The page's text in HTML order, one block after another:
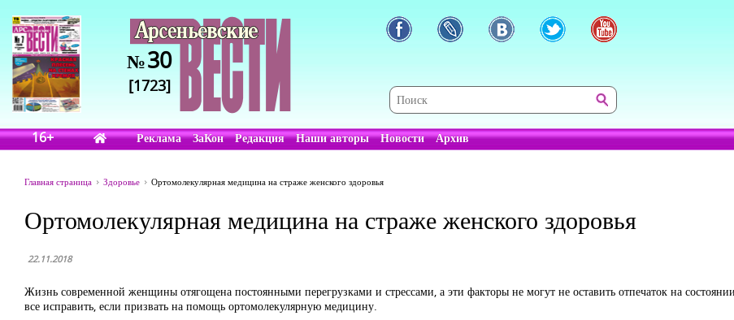
№30
[1723]
16+ Реклама ЗаКон Редакция Наши авторы Новости Архив
Главная страница Здоровье Ортомолекулярная медицина на страже женского здоровья
Ортомолекулярная медицина на страже женского здоровья
22.11.2018
Жизнь современной женщины отягощена постоянными перегрузками и стрессами, а эти факторы не могут не оставить отпечаток на
все исправить, если призвать на помощь ортомолекулярную медицину.